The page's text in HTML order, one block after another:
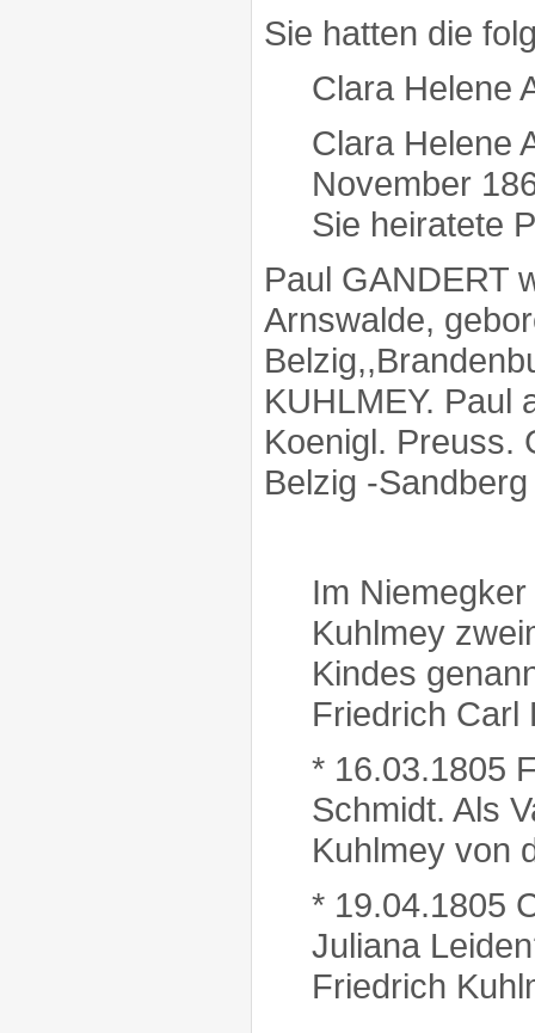
Sie hatten die
Clara Helene
Clara Helene
November
Sie heiratete
Paul GANDERT
Arnswalde,
KUHLMEY. Paul
Koenigl. Preuss.
Belzig -Sandberg
Im
Kuhlmey
Kindes
Friedrich Carl
* 16.03.1805
Schmidt. Als
Kuhlmey von
* 19.04.1805
Juliana
Friedrich